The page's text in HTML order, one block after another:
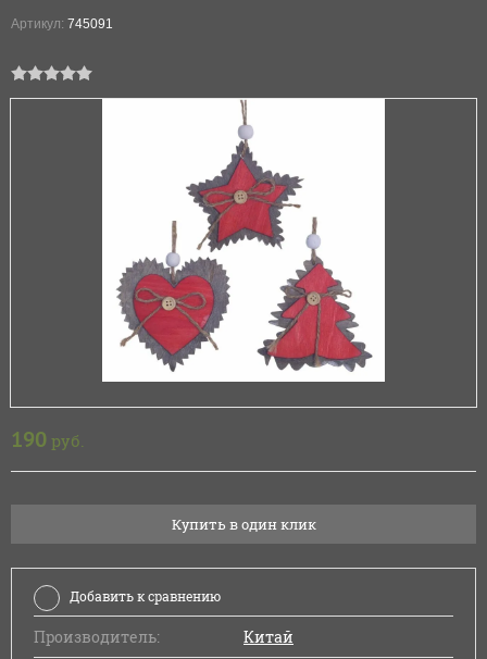
Артикул: 745091
190 руб.
Купить в один клик
Добавить к сравнению
Производитель:
Китай